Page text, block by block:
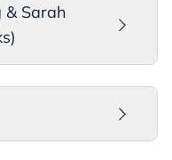
Steady,
Kurs “Ukulele
& Sarah
nehmen sich